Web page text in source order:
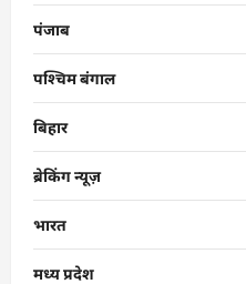
पंजाब
पश्चिम बंगाल
बिहार
ब्रेकिंग न्यूज़
भारत
मध्य प्रदेश